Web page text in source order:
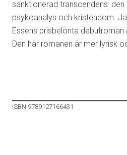
sanktionerad transcendens: den
psykoanalys och kristendom.
Essens prisbelönta debutroman
Den här romanen är mer lyrisk
ISBN 9789127166431